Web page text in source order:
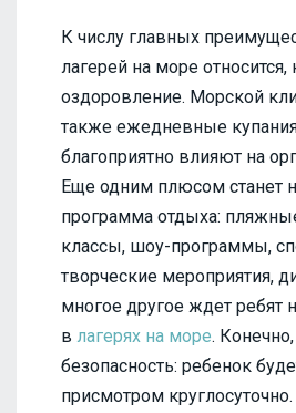
К числу главных
лагерей на море относится,
оздоровление. Морской
также ежедневные
благоприятно влияют на
Еще одним плюсом станет
программа отдыха:
классы, шоу-программы,
творческие мероприятия,
многое другое ждет ребят
в лагерях на море.
безопасность: ребенок
присмотром